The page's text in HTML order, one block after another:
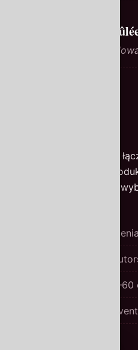
Lawendowa creme
Wanilia, lawenda,
Od ponad dwóch dekad
kulinarne z lokalnymi
każdego dnia osobiście
Sezonowe menu
Bogata karta win i
Prywatne sale na 10–60
Catering i obsługa